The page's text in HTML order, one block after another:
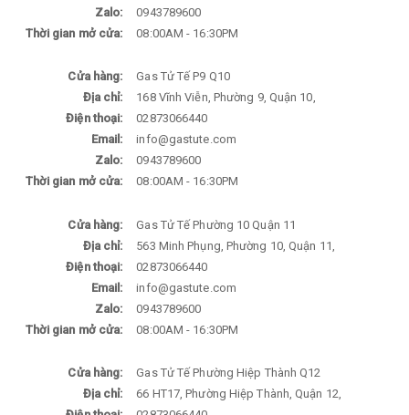
Zalo:
0943789600
Thời gian mở cửa:
08:00AM - 16:30PM
Cửa hàng:
Gas Tử Tế P9 Q10
Địa chỉ:
168 Vĩnh Viễn, Phường 9, Quận 10,
Điện thoại:
02873066440
Email:
info@gastute.com
Zalo:
0943789600
Thời gian mở cửa:
08:00AM - 16:30PM
Cửa hàng:
Gas Tử Tế Phường 10 Quận 11
Địa chỉ:
563 Minh Phụng, Phường 10, Quận 11,
Điện thoại:
02873066440
Email:
info@gastute.com
Zalo:
0943789600
Thời gian mở cửa:
08:00AM - 16:30PM
Cửa hàng:
Gas Tử Tế Phường Hiệp Thành Q12
Địa chỉ:
66 HT17, Phường Hiệp Thành, Quận 12,